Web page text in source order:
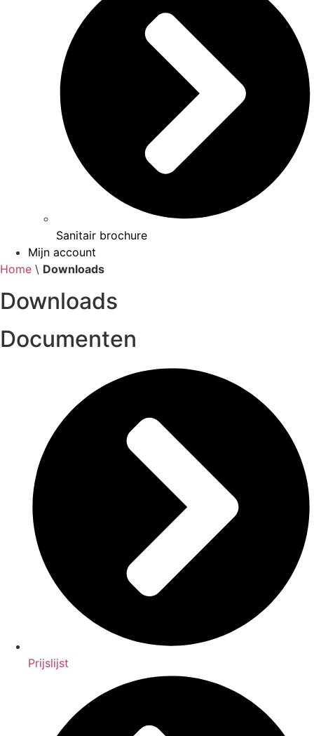
Sanitair brochure
Mijn account
Home \ Downloads
Downloads
Documenten
Prijslijst